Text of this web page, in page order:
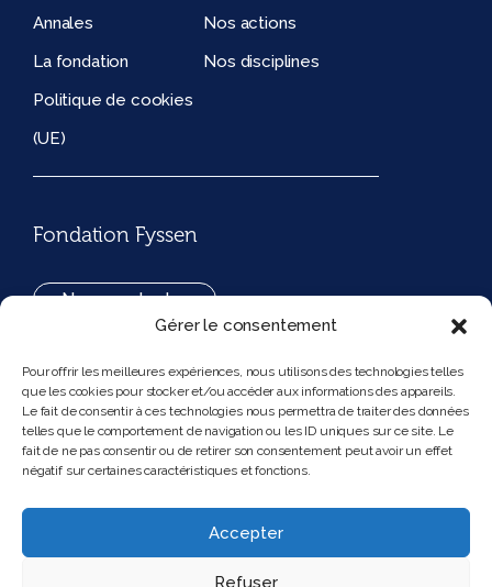
Gérer le consentement
Pour offrir les meilleures expériences, nous utilisons des technologies telles
que les cookies pour stocker et/ou accéder aux informations des appareils.
Le fait de consentir à ces technologies nous permettra de traiter des données
telles que le comportement de navigation ou les ID uniques sur ce site. Le
fait de ne pas consentir ou de retirer son consentement peut avoir un effet
négatif sur certaines caractéristiques et fonctions.
Accepter
Refuser
Annales
Nos actions
La fondation
Nos disciplines
Politique de cookies
(UE)
Fondation Fyssen
Nous contacter
194, rue de Rivoli 75001 Paris France
Nous suivre